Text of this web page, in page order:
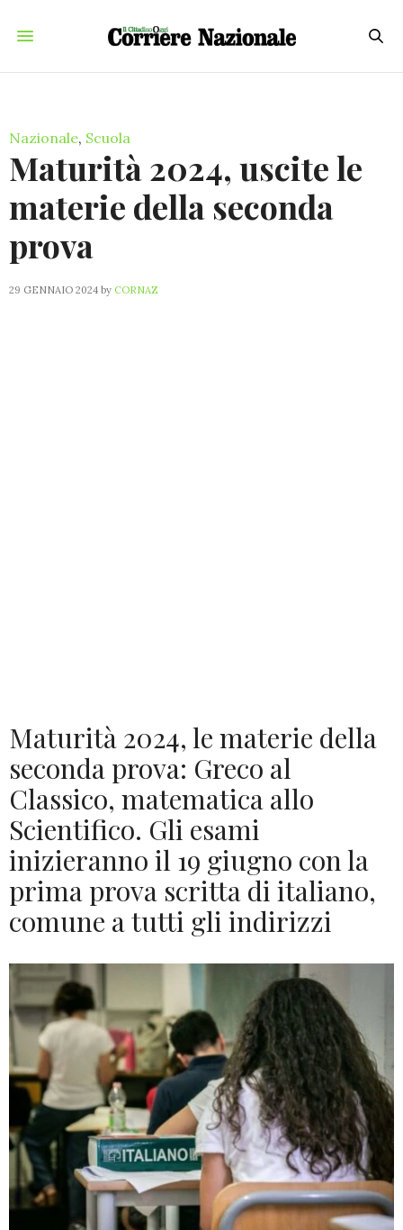
Nazionale, Scuola
Maturità 2024, uscite le
materie della seconda
prova
29 GENNAIO 2024 by CORNAZ
Maturità 2024, le materie della
seconda prova: Greco al
Classico, matematica allo
Scientifico. Gli esami
inizieranno il 19 giugno con la
prima prova scritta di italiano,
comune a tutti gli indirizzi